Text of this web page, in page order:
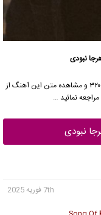
نبودی
جهت دانلود آهنگ هرجا نبودی از علی قلیچ با کیفیت ۱۲۸ و ۳۲۰ و مشاهده متن این آهنگ از
نمائید …
نبودی
7th فوریه 2025